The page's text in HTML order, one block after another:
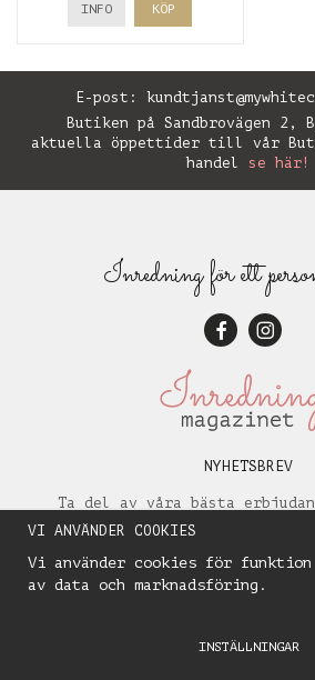
INFO KÖP
E-post:
Butiken på Sandbrovägen
aktuella öppettider till vår
handel se här!
Inredning för ett
NYHETSBREV
Ta del av våra bästa
VI ANVÄNDER COOKIES
Vi använder cookies för
av data och marknadsföring.
INSTÄLLNINGAR